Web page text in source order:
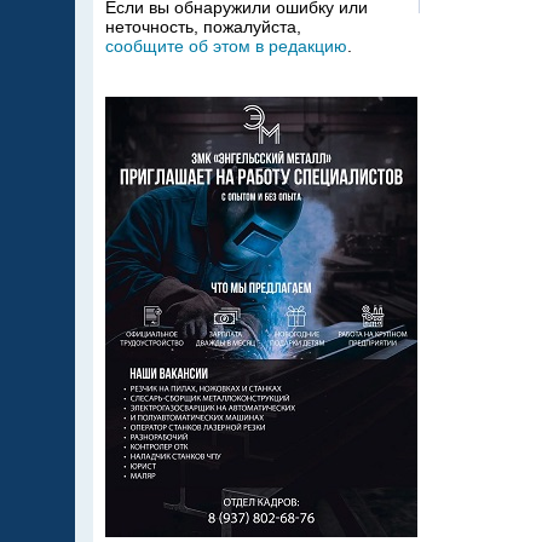
Если вы обнаружили ошибку или
неточность, пожалуйста,
сообщите об этом в редакцию